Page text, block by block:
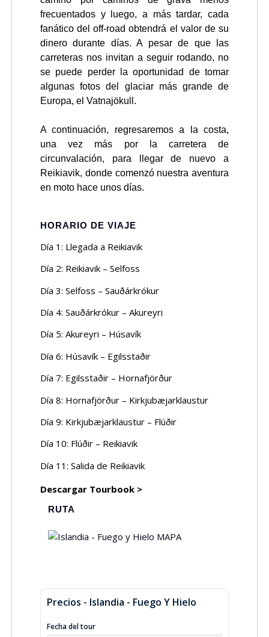
frecuentados y luego, a más tardar, cada
fanático del off-road obtendrá el valor de su
dinero durante días. A pesar de que las
carreteras nos invitan a seguir rodando, no
se puede perder la oportunidad de tomar
algunas fotos del glaciar más grande de
Europa, el Vatnajökull.
A continuación, regresaremos a la costa,
una vez más por la carretera de
circunvalación, para llegar de nuevo a
Reikiavik, donde comenzó nuestra aventura
en moto hace unos días.
HORARIO DE VIAJE
Día 1: Llegada a Reikiavik
Día 2: Reikiavik – Selfoss
Día 3: Selfoss – Sauðárkrókur
Día 4: Sauðárkrókur – Akureyri
Día 5: Akureyri – Húsavík
Día 6: Húsavík – Egilsstaðir
Día 7: Egilsstaðir – Hornafjörður
Día 8: Hornafjörður – Kirkjubæjarklaustur
Día 9: Kirkjubæjarklaustur – Flúðir
Día 10: Flúðir – Reikiavik
Día 11: Salida de Reikiavik
Descargar Tourbook >
RUTA
Precios - Islandia - Fuego Y Hielo
Fecha del tour